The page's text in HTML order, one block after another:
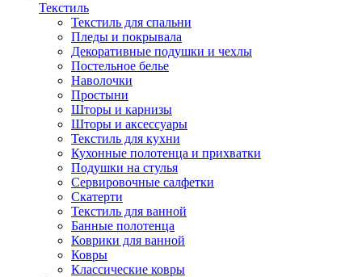
Текстиль
Текстиль для спальни
Пледы и покрывала
Декоративные подушки и чехлы
Постельное белье
Наволочки
Простыни
Шторы и карнизы
Шторы и аксессуары
Текстиль для кухни
Кухонные полотенца и прихватки
Подушки на стулья
Сервировочные салфетки
Скатерти
Текстиль для ванной
Банные полотенца
Коврики для ванной
Ковры
Классические ковры